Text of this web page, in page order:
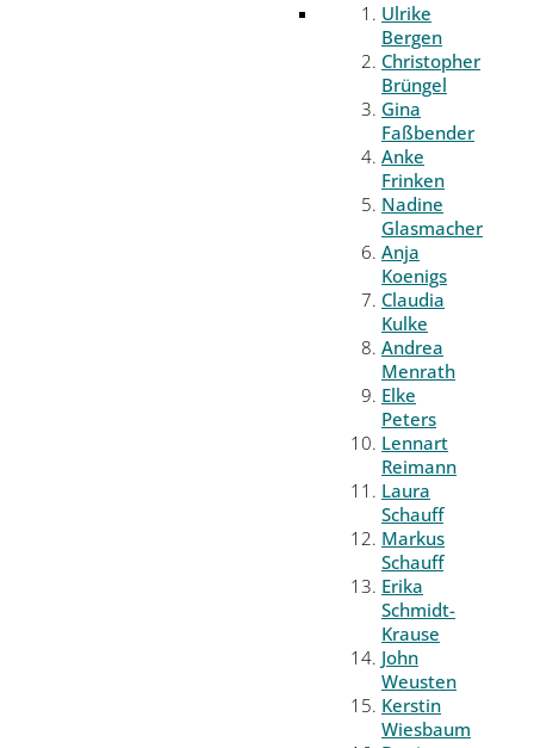
Ulrike
Bergen
Christopher
Brüngel
Gina
Faßbender
Anke
Frinken
Nadine
Glasmacher
Anja
Koenigs
Claudia
Kulke
Andrea
Menrath
Elke
Peters
Lennart
Reimann
Laura
Schauff
Markus
Schauff
Erika
Schmidt-
Krause
John
Weusten
Kerstin
Wiesbaum